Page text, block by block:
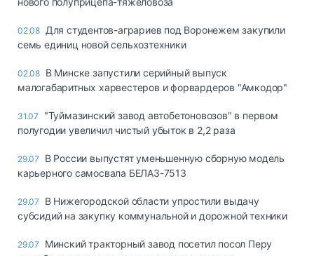
02.08 Для студентов-аграриев под Воронежем закупили
семь единиц новой сельхозтехники
02.08 В Минске запустили серийный выпуск
малогабаритных харвестеров и форвардеров "Амкодор"
31.07
"Туймазинский завод автобетоновозов" в первом
полугодии увеличил чистый убыток в 2,2 раза
29.07
В России выпустят уменьшенную сборную модель
карьерного самосвала БЕЛАЗ-7513
29.07
В Нижегородской области упростили выдачу
субсидий на закупку коммунальной и дорожной техники
29.07
Минский тракторный завод посетил посол Перу